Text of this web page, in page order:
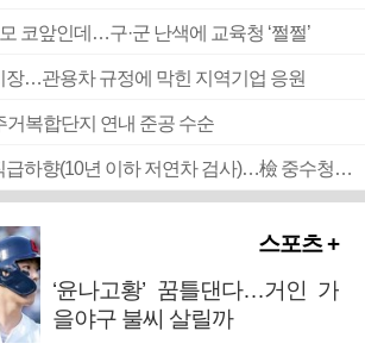
코앞인데…구·군 난색에 교육청 ‘쩔쩔’
장…관용차 규정에 막힌 지역기업 응원
거복합단지 연내 준공 수순
■ 검사 신분 버리고 직급하향(10년 이하 저연차 검사)…檢 중수청행 기피
스포츠 +
‘윤나고황’ 꿈틀댄다…거인 가
을야구 불씨 살릴까